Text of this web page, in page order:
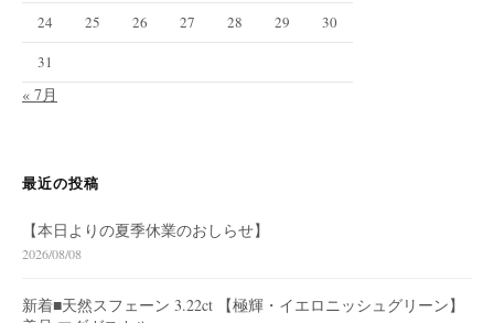
24
25 26 27 28 29
30
31
« 7月
最近の投稿
【本日よりの夏季休業のおしらせ】
2026/08/08
新着■天然スフェーン 3.22ct 【極輝・イエロニッシュグリーン】